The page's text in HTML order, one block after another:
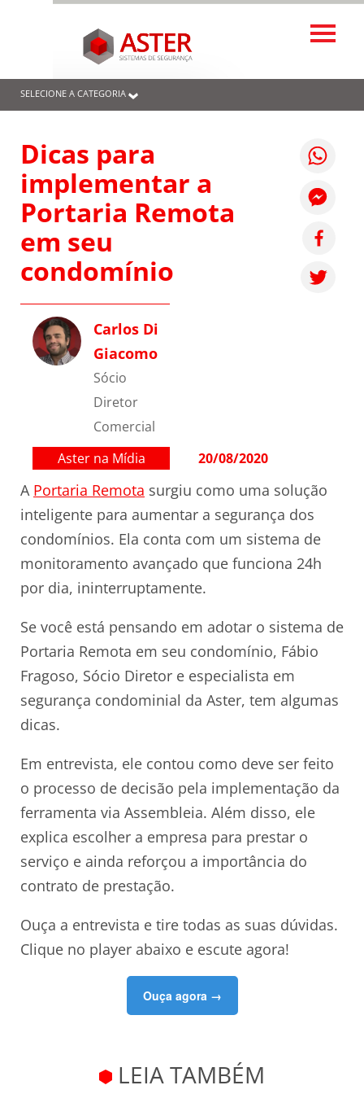
SELECIONE A CATEGORIA
Dicas para
implementar a
Portaria Remota
em seu
condomínio
Carlos Di
Giacomo
Sócio
Diretor
Comercial
Aster na Mídia
20/08/2020
A Portaria Remota surgiu como uma solução
inteligente para aumentar a segurança dos
condomínios. Ela conta com um sistema de
monitoramento avançado que funciona 24h
por dia, ininterruptamente.
Se você está pensando em adotar o sistema de
Portaria Remota em seu condomínio, Fábio
Fragoso, Sócio Diretor e especialista em
segurança condominial da Aster, tem algumas
dicas.
Em entrevista, ele contou como deve ser feito
o processo de decisão pela implementação da
ferramenta via Assembleia. Além disso, ele
explica escolher a empresa para prestar o
serviço e ainda reforçou a importância do
contrato de prestação.
Ouça a entrevista e tire todas as suas dúvidas.
Clique no player abaixo e escute agora!
Ouça agora →
LEIA TAMBÉM